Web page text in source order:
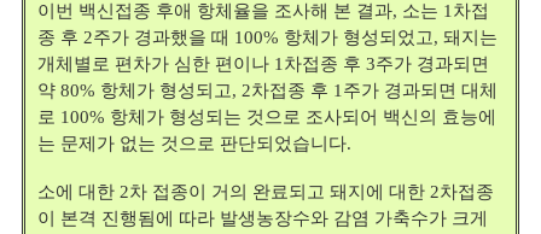
이번 백신접종 후애 항체율을 조사해 본 결과, 소는 1차접
종 후 2주가 경과했을 때 100% 항체가 형성되었고, 돼지는
개체별로 편차가 심한 편이나 1차접종 후 3주가 경과되면
약 80% 항체가 형성되고, 2차접종 후 1주가 경과되면 대체
로 100% 항체가 형성되는 것으로 조사되어 백신의 효능에
는 문제가 없는 것으로 판단되었습니다.
소에 대한 2차 접종이 거의 완료되고 돼지에 대한 2차접종
이 본격 진행됨에 따라 발생농장수와 감염 가축수가 크게